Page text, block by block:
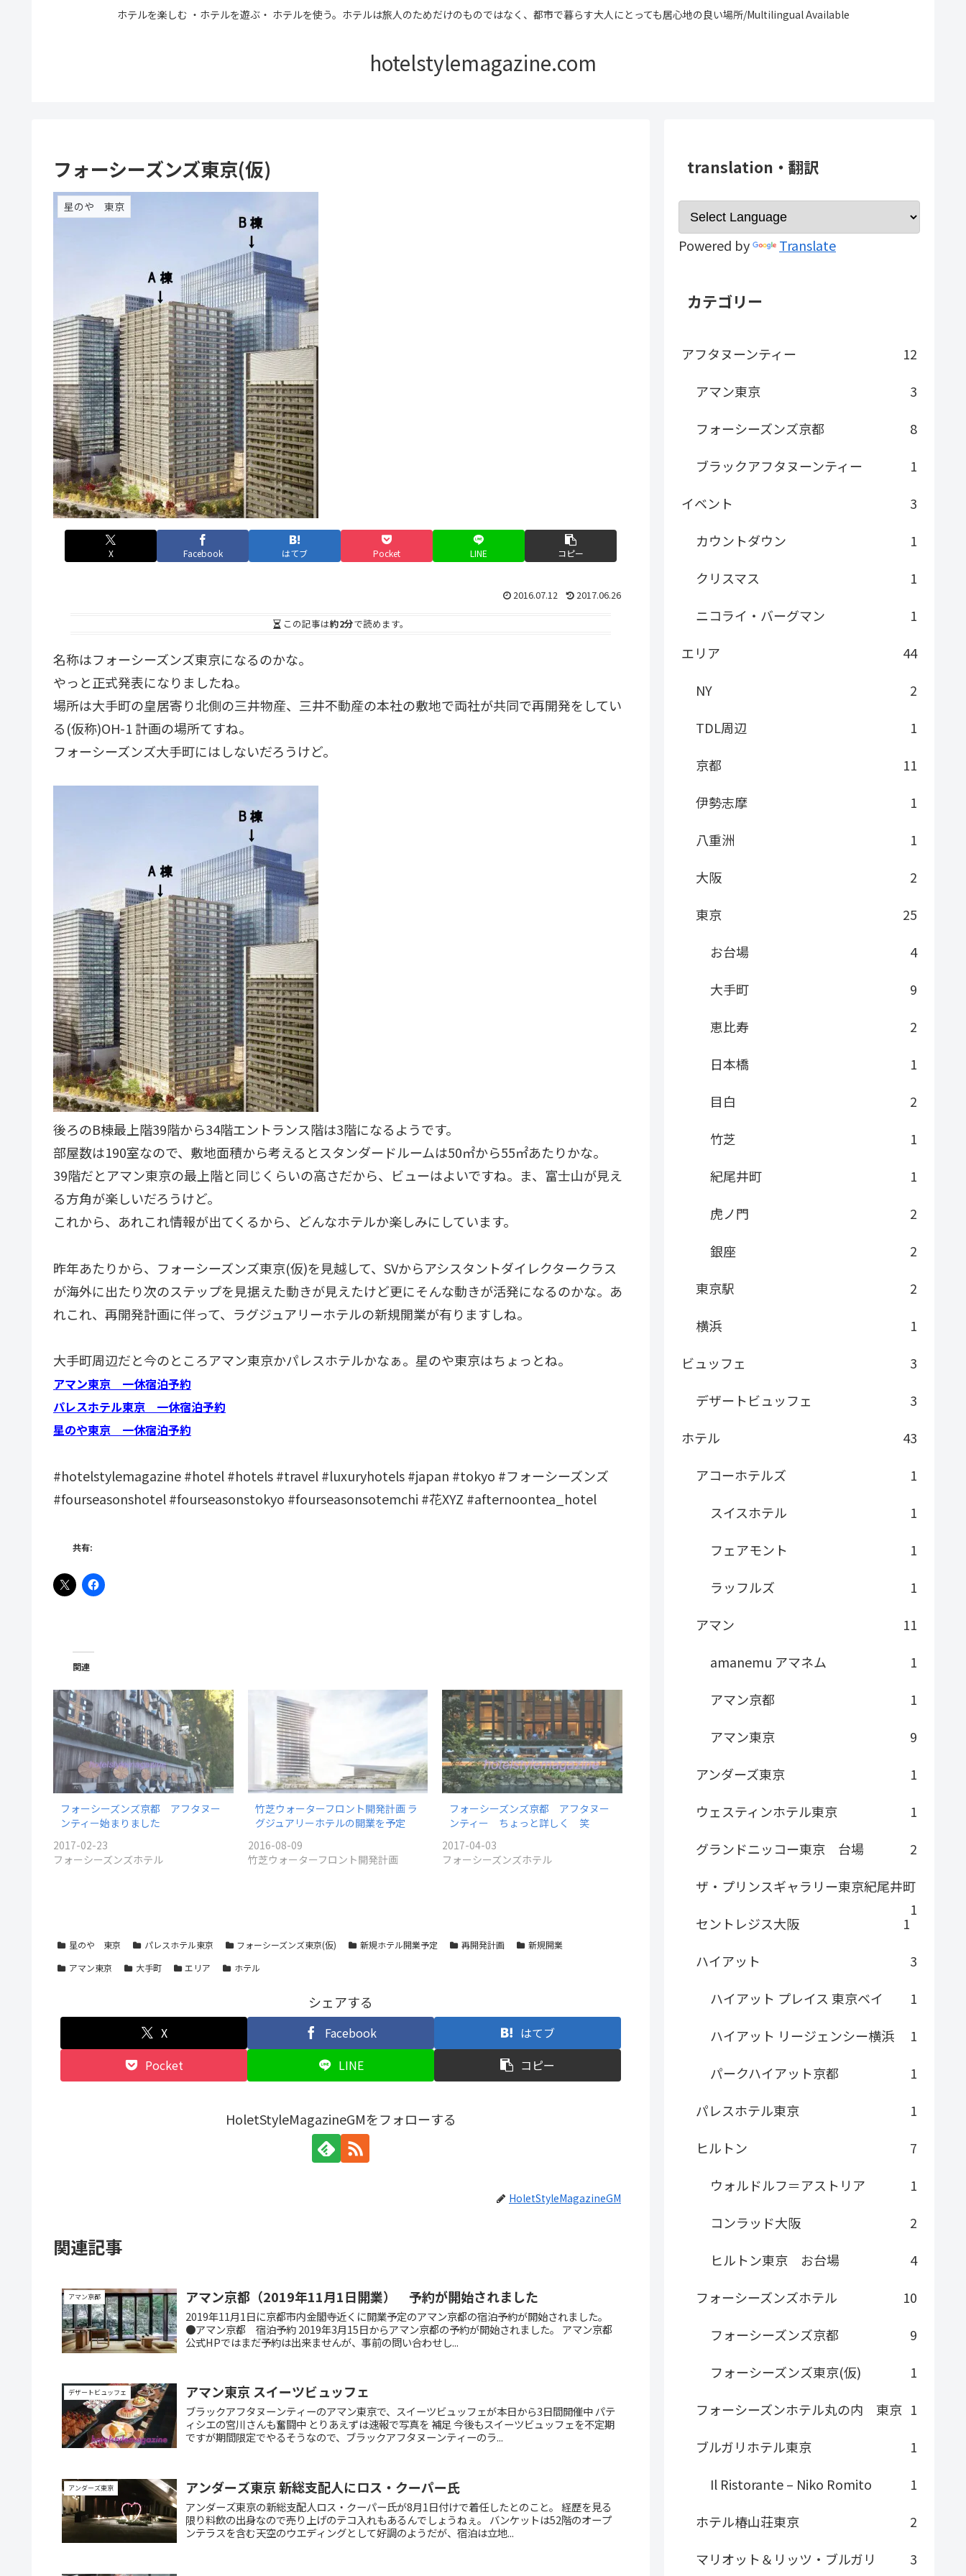
ホテルを楽しむ ・ホテルを遊ぶ・ ホテルを使う。ホテルは旅人のためだけのものではなく、都市で暮らす大人にとっても居心地の良い場所/Multilingual Available
hotelstylemagazine.com
フォーシーズンズ東京(仮)
星のや 東京
X Facebook はてブ Pocket LINE コピー
2016.07.12 2017.06.26
この記事は約2分で読めます。
名称はフォーシーズンズ東京になるのかな。
やっと正式発表になりましたね。
場所は大手町の皇居寄り北側の三井物産、三井不動産の本社の敷地で両社が共同で再開発をしてい
る(仮称)OH-1 計画の場所てすね。
フォーシーズンズ大手町にはしないだろうけど。
後ろのB棟最上階39階から34階エントランス階は3階になるようです。
部屋数は190室なので、敷地面積から考えるとスタンダードルームは50㎡から55㎡あたりかな。
39階だとアマン東京の最上階と同じくらいの高さだから、ビューはよいですね。ま、富士山が見え
る方角が楽しいだろうけど。
これから、あれこれ情報が出てくるから、どんなホテルか楽しみにしています。
昨年あたりから、フォーシーズンズ東京(仮)を見越して、SVからアシスタントダイレクタークラス
が海外に出たり次のステップを見据えた動きが見えたけど更にそんな動きが活発になるのかな。あ
れこれ、再開発計画に伴って、ラグジュアリーホテルの新規開業が有りますしね。
大手町周辺だと今のところアマン東京かパレスホテルかなぁ。星のや東京はちょっとね。
アマン東京 一休宿泊予約
パレスホテル東京 一休宿泊予約
星のや東京 一休宿泊予約
#hotelstylemagazine #hotel #hotels #travel #luxuryhotels #japan #tokyo #フォーシーズンズ
#fourseasonshotel #fourseasonstokyo #fourseasonsotemchi #花XYZ #afternoontea_hotel
共有:
関連
フォーシーズンズ京都 アフタヌー
ンティー始まりました
2017-02-23
フォーシーズンズホテル
竹芝ウォーターフロント開発計画 ラ
グジュアリーホテルの開業を予定
2016-08-09
竹芝ウォーターフロント開発計画
フォーシーズンズ京都 アフタヌー
ンティー ちょっと詳しく 笑
2017-04-03
フォーシーズンズホテル
星のや 東京 パレスホテル東京 フォーシーズンズ東京(仮) 新規ホテル開業予定 再開発計画
新規開業
アマン東京
大手町 エリア ホテル
シェアする
X Facebook
はてブ
Pocket
LINE コピー
HoletStyleMagazineGMをフォローする
HoletStyleMagazineGM
関連記事
アマン京都 アマン京都（2019年11月1日開業） 予約が開始されました
2019年11月1日に京都市内金閣寺近くに開業予定のアマン京都の宿泊予約が開始されました。
●アマン京都 宿泊予約 2019年3月15日からアマン京都の予約が開始されました。 アマン京都
公式HPではまだ予約は出来ませんが、事前の問い合わせし...
デザートビュッフェ アマン東京 スイーツビュッフェ
ブラックアフタヌーンティーのアマン東京で、スイーツビュッフェが本日から3日間開催中 パテ
ィシエの宮川さんも奮闘中 とりあえずは速報で写真を 補足 今後もスイーツビュッフェを不定期
ですが期間限定でやるそうなので、ブラックアフタヌーンティーのラ...
アンダーズ東京 アンダーズ東京 新総支配人にロス・クーパー氏
アンダーズ東京の新総支配人ロス・クーパー氏が8月1日付けで着任したとのこと。 経歴を見る
限り料飲の出身なので売り上げのテコ入れもあるんでしょうねぇ。 バンケットは52階のオープ
ンテラスを含む天空のウエディングとして好調のようだが、宿泊は立地...
translation・翻訳
Powered by Translate
カテゴリー
アフタヌーンティー
12
アマン東京
3
フォーシーズンズ京都
8
ブラックアフタヌーンティー
1
イベント
3
カウントダウン
1
クリスマス
1
ニコライ・バーグマン
1
エリア
44
NY
2
TDL周辺
1
京都
11
伊勢志摩
1
八重洲
1
大阪
2
東京
25
お台場
4
大手町
9
恵比寿
2
日本橋
1
目白
2
竹芝
1
紀尾井町
1
虎ノ門
2
銀座
2
東京駅
2
横浜
1
ビュッフェ
3
デザートビュッフェ
3
ホテル
43
アコーホテルズ
1
スイスホテル
1
フェアモント
1
ラッフルズ
1
アマン
11
amanemu アマネム
1
アマン京都
1
アマン東京
9
アンダーズ東京
1
ウェスティンホテル東京
1
グランドニッコー東京 台場
2
ザ・プリンスギャラリー東京紀尾井町
1
セントレジス大阪
1
ハイアット
3
ハイアット プレイス 東京ベイ
1
ハイアット リージェンシー横浜
1
パークハイアット京都
1
パレスホテル東京
1
ヒルトン
7
ウォルドルフ＝アストリア
1
コンラッド大阪
2
ヒルトン東京 お台場
4
フォーシーズンズホテル
10
フォーシーズンズ京都
9
フォーシーズンズ東京(仮)
1
フォーシーズンホテル丸の内 東京 1
ブルガリホテル東京
1
Il Ristorante – Niko Romito
1
ホテル椿山荘東京
2
マリオット＆リッツ・ブルガリ
3